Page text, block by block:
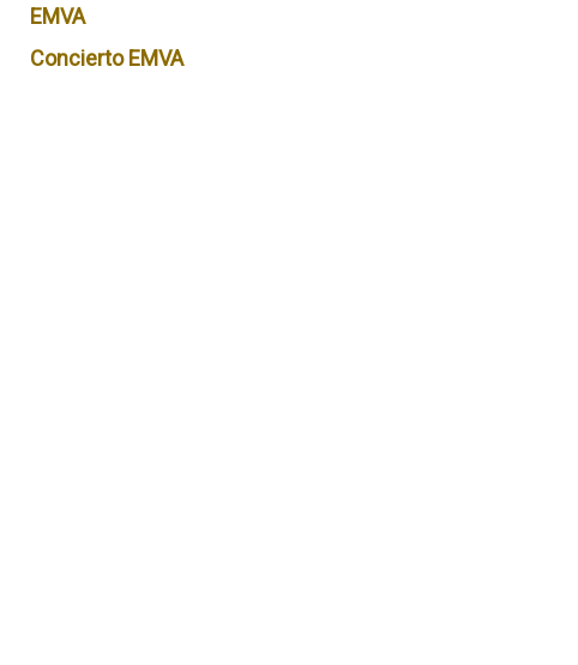
EMVA
Concierto EMVA